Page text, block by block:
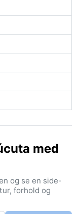
med
og se en side-
forhold og